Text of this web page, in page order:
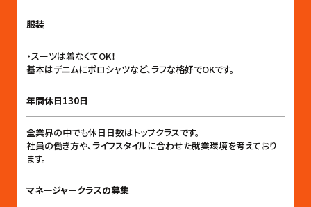
服装
・スーツは着なくてOK！
基本はデニムにポロシャツなど、ラフな格好でOKです。
年間休日130日
全業界の中でも休日日数はトップクラスです。
社員の働き方や、ライフスタイルに合わせた就業環境を考えており
ます。
マネージャークラスの募集